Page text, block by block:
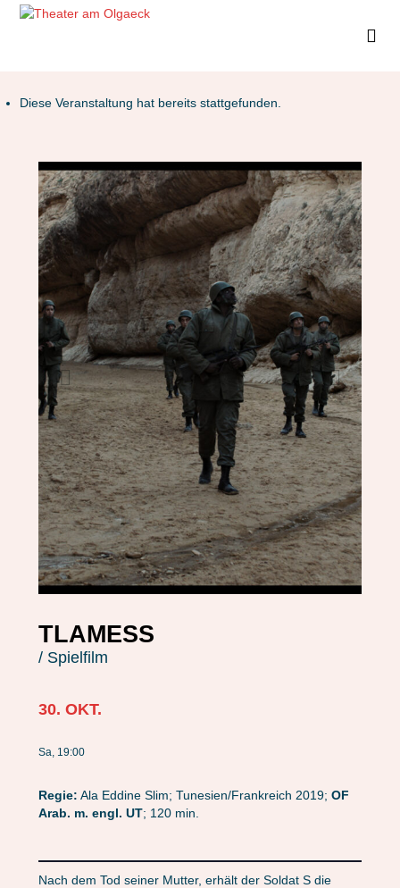
Diese Veranstaltung hat bereits stattgefunden.
TLAMESS
/ Spielfilm
30. OKT.
Sa, 19:00
Regie: Ala Eddine Slim; Tunesien/Frankreich 2019; OF
Arab. m. engl. UT; 120 min.
Nach dem Tod seiner Mutter, erhält der Soldat S die